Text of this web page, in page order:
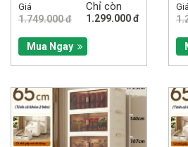
Giá
1.749.000 đ
Chỉ còn
1.299.000 đ
Mua Ngay
Giá